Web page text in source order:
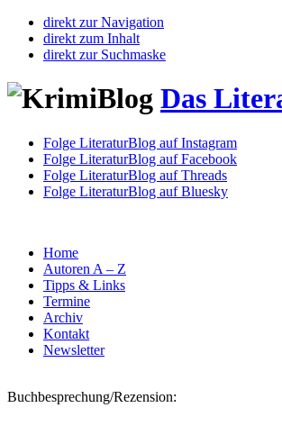
direkt zur Navigation
direkt zum Inhalt
direkt zur Suchmaske
Das
Folge LiteraturBlog auf Instagram
Folge LiteraturBlog auf Facebook
Folge LiteraturBlog auf Threads
Folge LiteraturBlog auf Bluesky
Home
Autoren A – Z
Tipps & Links
Termine
Archiv
Kontakt
Newsletter
Buchbesprechung/Rezension: